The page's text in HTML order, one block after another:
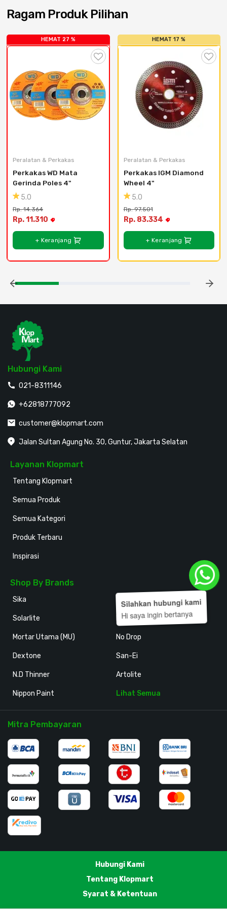
Ragam Produk Pilihan
HEMAT 27 %
Peralatan & Perkakas
Perkakas WD Mata
Gerinda Poles 4"
5.0
Rp. 14.364
Rp. 11.310
+ Keranjang
HEMAT 17 %
Peralatan & Perkakas
Perkakas IGM Diamond
Wheel 4"
5.0
Rp. 97.501
Rp. 83.334
+ Keranjang
Hubungi Kami
021-8311146
+62818777092
customer@klopmart.com
Jalan Sultan Agung No. 30, Guntur, Jakarta Selatan
Layanan Klopmart
Tentang Klopmart
Semua Produk
Semua Kategori
Produk Terbaru
Inspirasi
Shop By Brands
Sika
Solarlite
Mortar Utama (MU)
Dextone
N.D Thinner
Nippon Paint
Holodeck
Kansai Paint
No Drop
San-Ei
Artolite
Lihat Semua
Mitra Pembayaran
Hubungi Kami
Tentang Klopmart
Syarat & Ketentuan
Silahkan hubungi kami
Hi saya ingin bertanya